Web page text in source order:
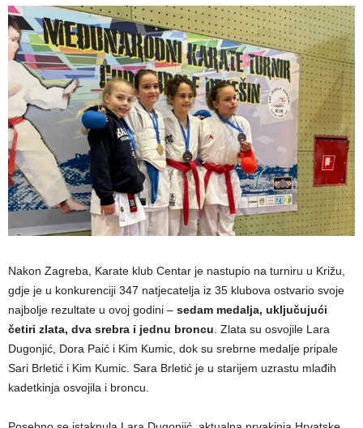
Nakon Zagreba, Karate klub Centar je nastupio na turniru u Križu,
gdje je u konkurenciji 347 natjecatelja iz 35 klubova ostvario svoje
najbolje rezultate u ovoj godini – sedam medalja, uključujući
četiri zlata, dva srebra i jednu broncu. Zlata su osvojile Lara
Dugonjić, Dora Paić i Kim Kumic, dok su srebrne medalje pripale
Sari Brletić i Kim Kumic. Sara Brletić je u starijem uzrastu mlađih
kadetkinja osvojila i broncu.